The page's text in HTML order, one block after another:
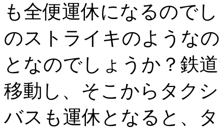
も全便運休になるので
のストライキのような
となのでしょうか？鉄
移動し、そこからタク
バスも運休となると、